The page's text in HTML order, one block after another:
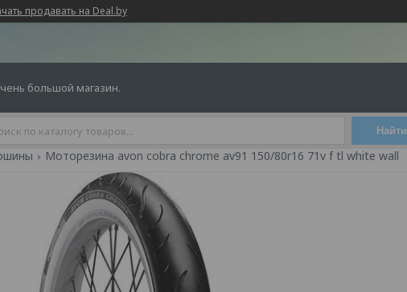
продавать на Deal.by
большой магазин.
Найти
Моторезина avon cobra chrome av91 150/80r16 71v f tl white wall